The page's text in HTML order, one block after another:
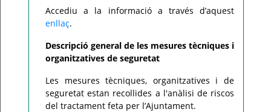
Accediu a la informació a través d’aquest
enllaç.
Descripció general de les mesures tècniques i
organitzatives de seguretat
Les mesures tècniques, organitzatives i de
seguretat estan recollides a l'anàlisi de riscos
del tractament feta per l’Ajuntament.